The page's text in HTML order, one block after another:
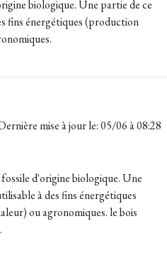
biologique. Une partie de ce
fins énergétiques (production
mise à jour le:05/06 à 08:28
d'origine biologique. Une
à des fins énergétiques
ou agronomiques. le bois